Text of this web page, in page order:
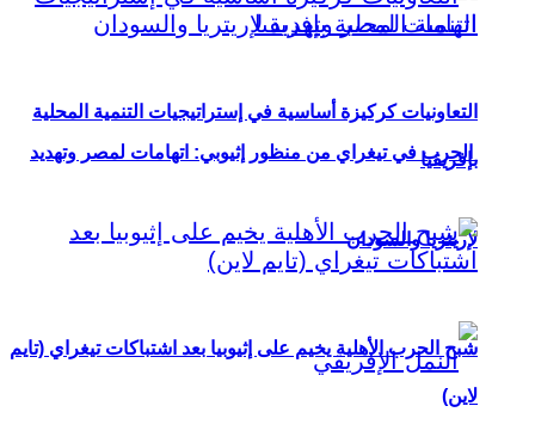
الحرب في تيغراي من منظور إثيوبي: اتهامات لمصر وتهديد
لإريتريا والسودان
التعاونيات كركيزة أساسية في إستراتيجيات التنمية المحلية
بإفريقيا
شبح الحرب الأهلية يخيم على إثيوبيا بعد اشتباكات تيغراي (تايم
لاين)